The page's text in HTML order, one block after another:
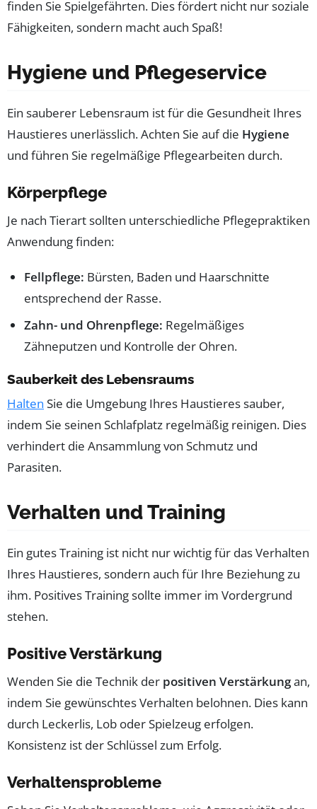
finden Sie Spielgefährten. Dies fördert nicht nur soziale
Fähigkeiten, sondern macht auch Spaß!
Hygiene und Pflegeservice
Ein sauberer Lebensraum ist für die Gesundheit Ihres
Haustieres unerlässlich. Achten Sie auf die Hygiene
und führen Sie regelmäßige Pflegearbeiten durch.
Körperpflege
Je nach Tierart sollten unterschiedliche Pflegepraktiken
Anwendung finden:
Fellpflege: Bürsten, Baden und Haarschnitte
entsprechend der Rasse.
Zahn- und Ohrenpflege: Regelmäßiges
Zähneputzen und Kontrolle der Ohren.
Sauberkeit des Lebensraums
Halten Sie die Umgebung Ihres Haustieres sauber,
indem Sie seinen Schlafplatz regelmäßig reinigen. Dies
verhindert die Ansammlung von Schmutz und
Parasiten.
Verhalten und Training
Ein gutes Training ist nicht nur wichtig für das Verhalten
Ihres Haustieres, sondern auch für Ihre Beziehung zu
ihm. Positives Training sollte immer im Vordergrund
stehen.
Positive Verstärkung
Wenden Sie die Technik der positiven Verstärkungan,
indem Sie gewünschtes Verhalten belohnen. Dies kann
durch Leckerlis, Lob oder Spielzeug erfolgen.
Konsistenz ist der Schlüssel zum Erfolg.
Verhaltensprobleme